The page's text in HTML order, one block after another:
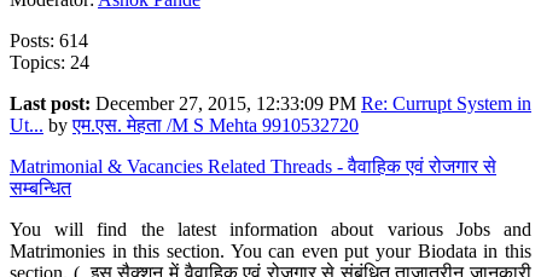
Posts: 614
Topics: 24
Last post: December 27, 2015, 12:33:09 PM Re: Currupt System in
Ut... byएम.एस. मेहता /M S Mehta 9910532720
Matrimonial & Vacancies Related Threads - वैवाहिक एवं रोजगार से
सम्बन्धित
You will find the latest information about various Jobs and
Matrimonies in this section. You can even put your Biodata in this
section. ( इस सैक्शन में वैवाहिक एवं रोजगार से संबंधित ताजातरीन जानकारी